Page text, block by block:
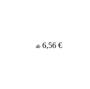
ab 6,56 €